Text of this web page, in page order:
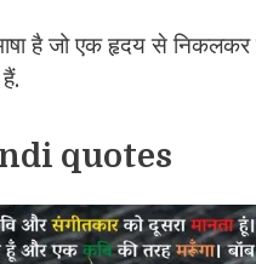
है जो एक हृदय से
quotes